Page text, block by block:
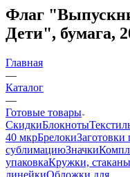
Флаг
Дети", бумага,
Главная
—
Каталог
—
Готовые товары
СкидкиБлокноты
40 мкрБрелокиЗаготовки
сублимациюЗначки
упаковкаКружки, стаканы
линейкиОбложки для